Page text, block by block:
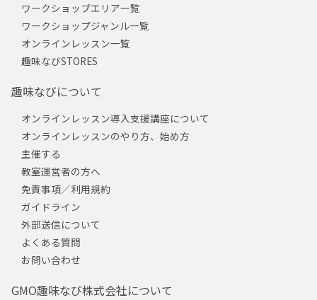
ワークショップエリア一覧
ワークショップジャンル一覧
オンラインレッスン一覧
趣味なびSTORES
趣味なびについて
オンラインレッスン導入支援講座について
オンラインレッスンのやり方、始め方
主催する
教室運営者の方へ
免責事項／利用規約
ガイドライン
外部送信について
よくある質問
お問い合わせ
GMO趣味なび株式会社について